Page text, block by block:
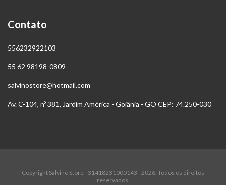
Contato
556232922103
55 62 98198-0809
salvinostore@hotmail.com
Av. C-104, nº 381, Jardim América - Goiânia - GO CEP: 74.250-030
Copyright Salvino Store - 31418231000143 - 2026. Todos os direitos
reservados.